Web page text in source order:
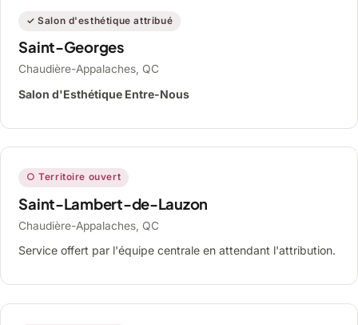
✓ Salon d'esthétique attribué
Saint-Georges
Chaudière-Appalaches, QC
Salon d'Esthétique Entre-Nous
○ Territoire ouvert
Saint-Lambert-de-Lauzon
Chaudière-Appalaches, QC
Service offert par l'équipe centrale en attendant l'attribution.